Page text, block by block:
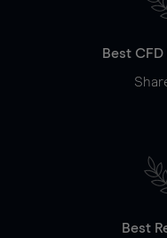
Best
Best